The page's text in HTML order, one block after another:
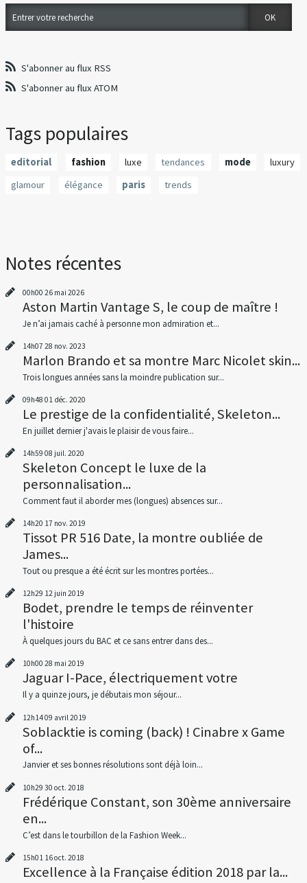
S'abonner au flux RSS
S'abonner au flux ATOM
Tags populaires
editorial fashion luxe tendances mode
luxury
glamour
élégance paris trends
Notes récentes
00h00 26 mai 2026
Aston Martin Vantage S, le coup de maître !
Je n’ai jamais caché à personne mon admiration et...
14h07 28 nov. 2023
Marlon Brando et sa montre Marc Nicolet skin...
Trois longues années sans la moindre publication sur...
09h48 01 déc. 2020
Le prestige de la confidentialité, Skeleton...
En juillet dernier j'avais le plaisir de vous faire...
14h59 08 juil. 2020
Skeleton Concept le luxe de la
personnalisation...
Comment faut il aborder mes (longues) absences sur...
14h20 17 nov. 2019
Tissot PR 516 Date, la montre oubliée de
James...
Tout ou presque a été écrit sur les montres portées...
12h29 12 juin 2019
Bodet, prendre le temps de réinventer
l'histoire
À quelques jours du BAC et ce sans entrer dans des...
10h00 28 mai 2019
Jaguar I-Pace, électriquement votre
Il y a quinze jours, je débutais mon séjour...
12h1409 avril 2019
Soblacktie is coming (back) ! Cinabre x Game
of...
Janvier et ses bonnes résolutions sont déjà loin...
10h29 30 oct. 2018
Frédérique Constant, son 30ème anniversaire
en...
C’est dans le tourbillon de la Fashion Week...
15h01 16oct. 2018
Excellence à la Française édition 2018 par la...